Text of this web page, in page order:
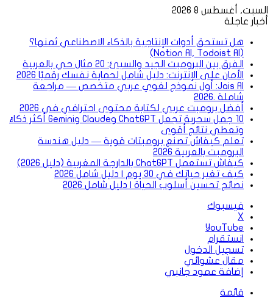
السبت, أغسطس 8 2026
أخبار عاجلة
هل تستحق أدوات الإنتاجية بالذكاء الاصطناعي ثمنها؟
(Notion AI, Todoist AI)
الفرق بين البرومبت الجيد والسيئ: 20 مثال حي بالعربية
الأمان على الإنترنت: دليل شامل لحماية نفسك رقميًا 2026
Jais AI: أول نموذج لغوي عربي متخصص — مراجعة
شاملة .2026
أفضل برومبت عربي لكتابة محتوى احترافي في 2026
10 جمل سحرية تجعل ChatGPT وClaude وGemini أكثر ذكاءً
وتعطي نتائج أقوى
تعلم كيفاش تصنع برومبتات قوية — دليل هندسة
البرومبت بالعربية 2026
كيفاش تستعمل ChatGPT بالدارجة المغربية (دليل 2026)
كيف تغير حياتك في 30 يوم | دليل شامل 2026
نصائح تحسين أسلوب الحياة | دليل شامل 2026
فيسبوك
‫X
‫YouTube
انستقرام
تسجيل الدخول
مقال عشوائي
إضافة عمود جانبي
قائمة